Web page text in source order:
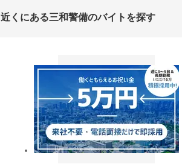
近くにある三和警備のバイトを探す